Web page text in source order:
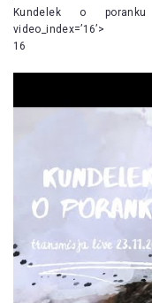
Kundelek o poranku
video_index=’16’>
16